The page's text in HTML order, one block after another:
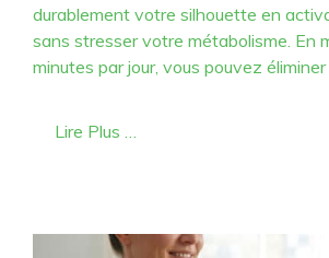
durablement votre silhouette en
sans stresser votre métabolisme. En
minutes par jour, vous pouvez éliminer
Lire Plus …